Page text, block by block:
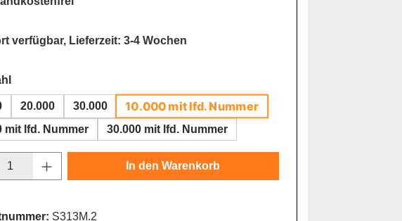
verfügbar, Lieferzeit: 3-4 Wochen
auswählen
20.000 30.000 10.000 mit lfd. Nummer
mit lfd. Nummer 30.000 mit lfd. Nummer
Anzahl: Gib den gewünschten Wert ein oder
In den Warenkorb
S313M.2